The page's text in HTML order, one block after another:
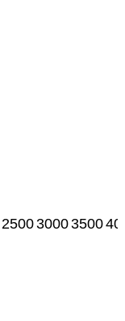
250030003500